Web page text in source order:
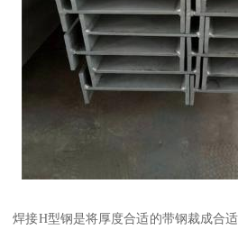
焊接H型钢是将厚度合适的带钢裁成合